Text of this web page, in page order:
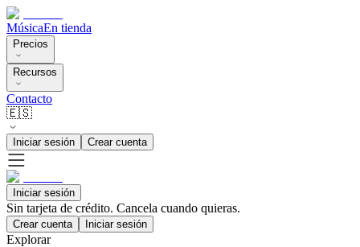
MúsicaEn tienda
Precios
Recursos
Contacto
🇪🇸
Iniciar sesión Crear cuenta
Iniciar sesión
Sin tarjeta de crédito. Cancela cuando quieras.
Crear cuenta Iniciar sesión
Explorar